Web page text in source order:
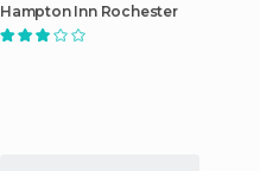
Hampton Inn Rochester